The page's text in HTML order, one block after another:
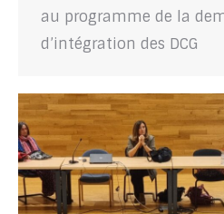
au programme de la
d’intégration des DCG